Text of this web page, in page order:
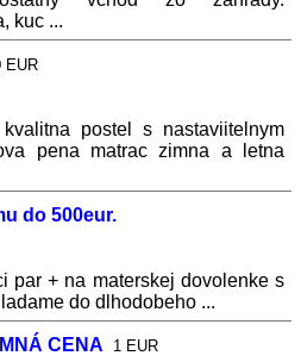
kuc ...
EUR
kvalitna postel s nastaviitelnym
pena matrac zimna a letna
do 500eur.
par + na materskej dovolenke s
do dlhodobeho ...
CENA
1 EUR